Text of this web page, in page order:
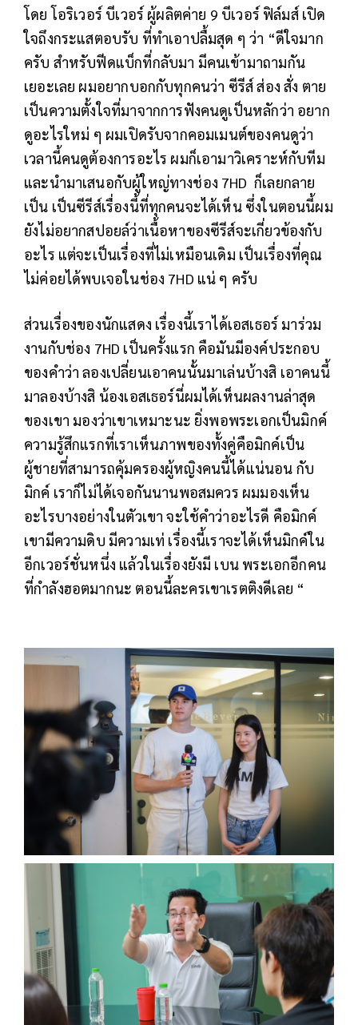
โดย โอริเวอร์ บีเวอร์ ผู้ผลิตค่าย 9 บีเวอร์ ฟิล์มส์ เปิด
ใจถึงกระแสตอบรับ ที่ทำเอาปลื้มสุด ๆ ว่า “ดีใจมาก
ครับ สำหรับฟีดแบ็กที่กลับมา มีคนเข้ามาถามกัน
เยอะเลย ผมอยากบอกกับทุกคนว่า ซีรีส์ ส่อง สั่ง ตาย
เป็นความตั้งใจที่มาจากการฟังคนดูเป็นหลักว่า อยาก
ดูอะไรใหม่ ๆ ผมเปิดรับจากคอมเมนต์ของคนดูว่า
เวลานี้คนดูต้องการอะไร ผมก็เอามาวิเคราะห์กับทีม
และนำมาเสนอกับผู้ใหญ่ทางช่อง 7HD ก็เลยกลาย
เป็น เป็นซีรีส์เรื่องนี้ที่ทุกคนจะได้เห็น ซึ่งในตอนนี้ผม
ยังไม่อยากสปอยล์ว่าเนื้อหาของซีรีส์จะเกี่ยวข้องกับ
อะไร แต่จะเป็นเรื่องที่ไม่เหมือนเดิม เป็นเรื่องที่คุณ
ไม่ค่อยได้พบเจอในช่อง 7HD แน่ ๆ ครับ
ส่วนเรื่องของนักแสดง เรื่องนี้เราได้เอสเธอร์ มาร่วม
งานกับช่อง 7HD เป็นครั้งแรก คือมันมีองค์ประกอบ
ของคำว่า ลองเปลี่ยนเอาคนนั้นมาเล่นบ้างสิ เอาคนนี้
มาลองบ้างสิ น้องเอสเธอร์นี่ผมได้เห็นผลงานล่าสุด
ของเขา มองว่าเขาเหมาะนะ ยิ่งพอพระเอกเป็นมิกค์
ความรู้สึกแรกที่เราเห็นภาพของทั้งคู่คือมิกค์เป็น
ผู้ชายที่สามารถคุ้มครองผู้หญิงคนนี้ได้แน่นอน กับ
มิกค์ เราก็ไม่ได้เจอกันนานพอสมควร ผมมองเห็น
อะไรบางอย่างในตัวเขา จะใช้คำว่าอะไรดี คือมิกค์
เขามีความดิบ มีความเท่ เรื่องนี้เราจะได้เห็นมิกค์ใน
อีกเวอร์ชั่นหนึ่ง แล้วในเรื่องยังมี เบน พระเอกอีกคน
ที่กำลังฮอตมากนะ ตอนนี้ละครเขาเรตติงดีเลย “